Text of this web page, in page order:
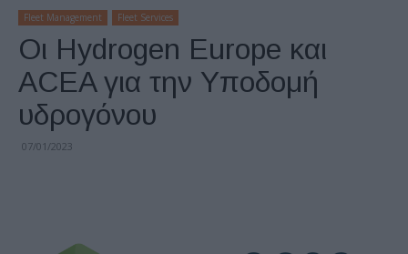
Fleet Management Fleet Services
Οι Hydrogen Europe και
ACEA για την Υποδομή
υδρογόνου
07/01/2023